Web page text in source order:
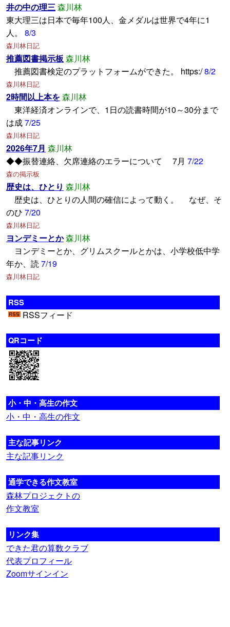
井の中の理三森川林
東大理三は日本で毎年100人、金メダルは世界で4年に1
人。 8/3
森川林日記
推薦図書掲示板森川林
推薦図書検定のプラットフォームができた。 https:/8/2
森川林日記
2時間以上本を森川林
東洋経済オンラインで、1日の読書時間が10～30分まで
は成7/25
森川林日記
2026年7月 森川林
◆◆振替連絡、欠席連絡のエラーについて 7月 7/22
森の掲示板
歴史は、ひとり 森川林
歴史は、ひとりの人間の確信によって動く。 なぜ、そ
のひ 7/20
森川林日記
ヨンデミーとか森川林
ヨンデミーとか、グリムスクールとかは、小学校低中学
年か、読7/19
森川林日記
RSS
RSSフィード
QRコード
小・中・高生の作文
小・中・高生の作文
主な記事リンク
主な記事リンク
通学できる作文教室
森林プロジェクトの
作文教室
リンク集
できた君の算数クラブ
代表プロフィール
Zoomサインイン